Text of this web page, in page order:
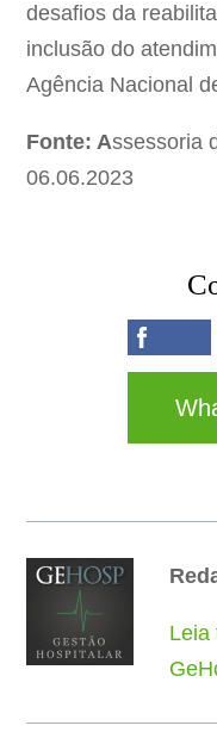
desafios da
inclusão do
Agência Nacional
Fonte: Assessoria
06.06.2023
Leia